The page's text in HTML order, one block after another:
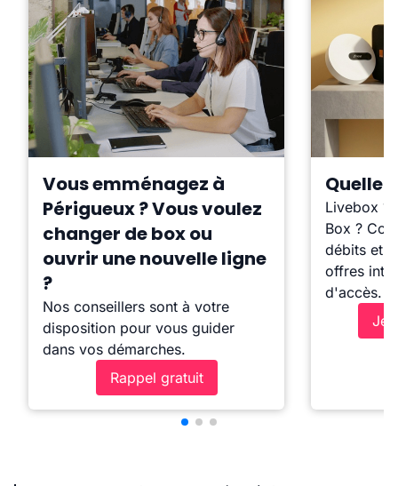
Vous emménagez à
Périgueux ? Vous voulez
changer de box ou
ouvrir une nouvelle ligne
?
Nos conseillers sont à votre
disposition pour vous guider
dans vos démarches.
Rappel gratuit
Quelle
Livebox ?
Box ?
débits et
offres
d'accès.
Je